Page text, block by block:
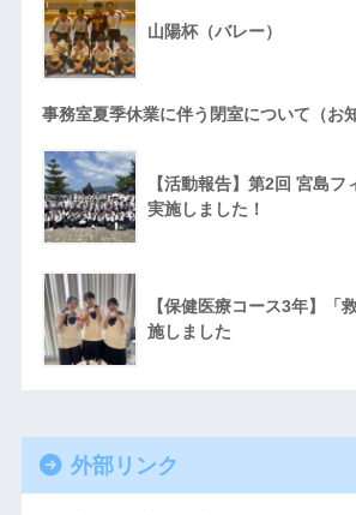
山陽杯（バレー）
事務室夏季休業に伴う閉室について（お
【活動報告】第2回 宮島フ
実施しました！
【保健医療コース3年】「
施しました
外部リンク